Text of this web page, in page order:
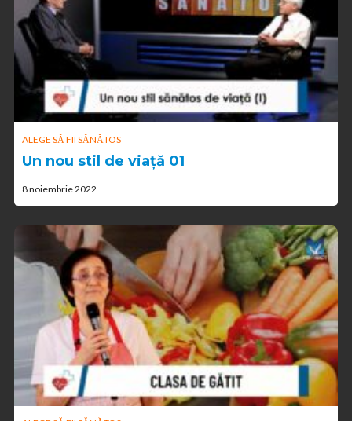
ALEGE SĂ FII SĂNĂTOS
Un nou stil de viață 01
8 noiembrie 2022